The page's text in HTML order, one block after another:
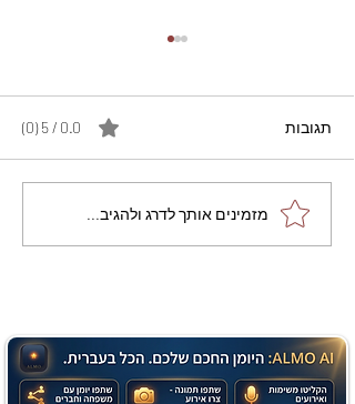
מתכון מנצח עוגת מייפל
שוקולד בחושה וקלה - זיוה
תגובות 0.0 / 5 ‏(0)
מזמינים אותך לדרג ולהגיב...